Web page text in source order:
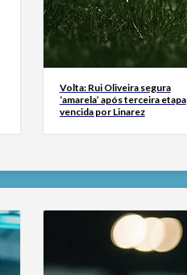
Volta: Rui Oliveira segura
‘amarela’ após terceira etapa
vencida por Linarez